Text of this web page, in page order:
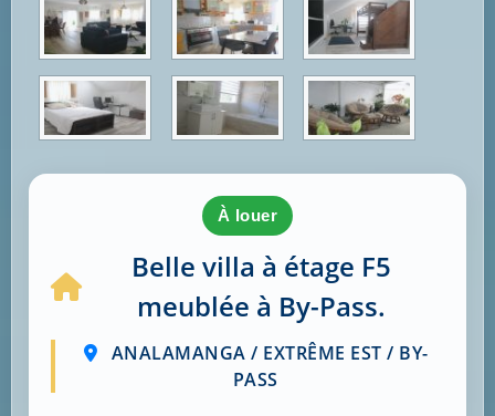
à louer
Belle villa à étage F5
meublée à By-Pass.
ANALAMANGA / EXTRÊME EST / BY-
PASS